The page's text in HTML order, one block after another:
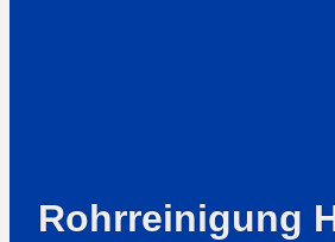
Rohrreinigung